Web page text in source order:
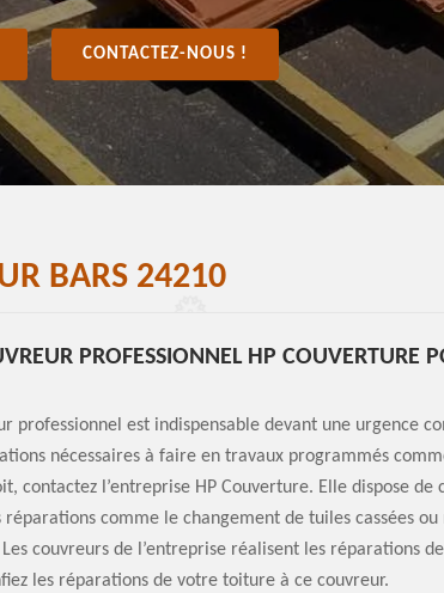
CONTACTEZ-NOUS !
BARS 24210
PROFESSIONNEL HP COUVERTURE
professionnel est indispensable devant une urgence
nécessaires à faire en travaux programmés
contactez l’entreprise HP Couverture. Elle dispose de
réparations comme le changement de tuiles cassées
couvreurs de l’entreprise réalisent les réparations
les réparations de votre toiture à ce couvreur.